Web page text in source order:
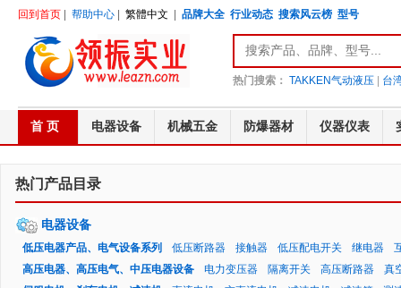
回到首页 帮助中心 繁體中文 品牌大全 行业动态 搜索风云榜 型号
热门搜索： TAKKEN气动液压 台
首 页 电器设备 机械五金 防爆器材 仪器仪表
热门产品目录
电器设备
低压电器产品、电气设备系列 低压断路器 接触器 低压配电开关 继电器
高压电器、高压电气、中压电器设备
电力变压器 隔离开关 高压断路器
真